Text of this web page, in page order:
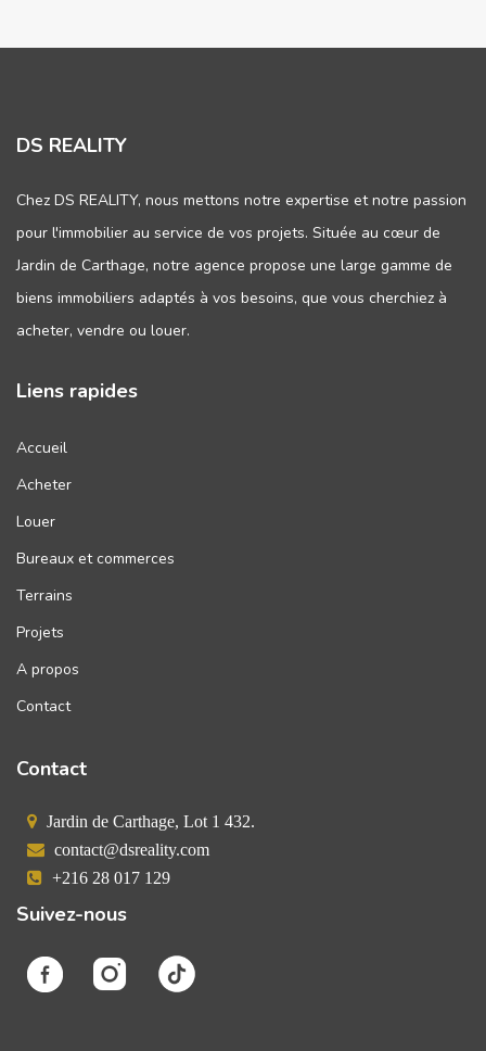
DS REALITY
Chez DS REALITY, nous mettons notre expertise et notre passion
pour l'immobilier au service de vos projets. Située au cœur de
Jardin de Carthage, notre agence propose une large gamme de
biens immobiliers adaptés à vos besoins, que vous cherchiez à
acheter, vendre ou louer.
Liens rapides
Accueil
Acheter
Louer
Bureaux et commerces
Terrains
Projets
A propos
Contact
Contact
Jardin de Carthage, Lot 1 432.
contact@dsreality.com
+216 28 017 129
Suivez-nous